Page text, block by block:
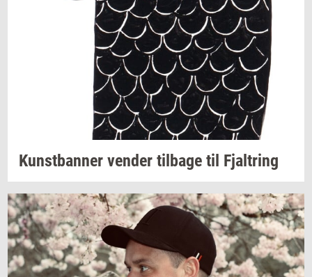
Kunst­ban­ner ven­der til­ba­ge til Fjal­tring